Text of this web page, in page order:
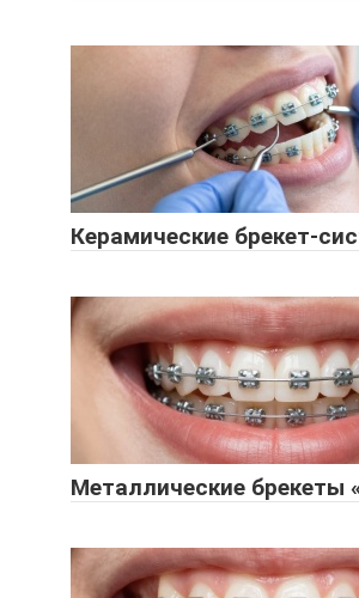
Керамические брекет-
Металлические брекеты